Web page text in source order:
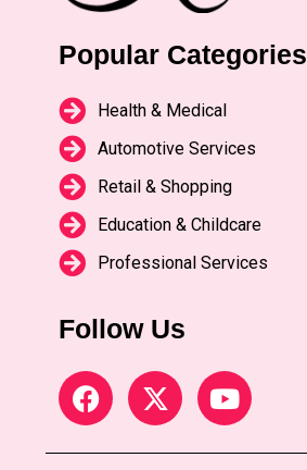
Popular Categories
Health & Medical
Automotive Services
Retail & Shopping
Education & Childcare
Professional Services
Follow Us